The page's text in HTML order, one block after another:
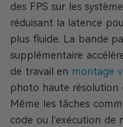
des FPS sur les
réduisant la latence
plus fluide. La bande
supplémentaire
de travail en montage
photo haute résolution
Même les tâches
code ou l’exécution de